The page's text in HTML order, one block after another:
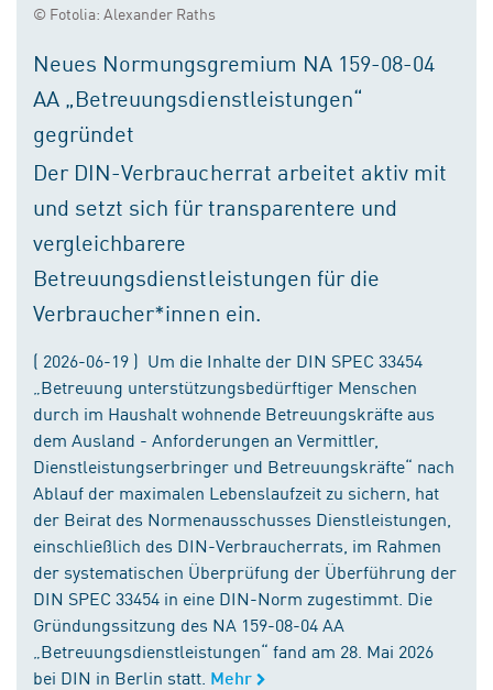
© Fotolia: Alexander Raths
Neues Normungsgremium NA 159-08-04
AA „Betreuungsdienstleistungen“
gegründet
Der DIN-Verbraucherrat arbeitet aktiv mit
und setzt sich für transparentere und
vergleichbarere
Betreuungsdienstleistungen für die
Verbraucher*innen ein.
( 2026-06-19 ) Um die Inhalte der DIN SPEC 33454
„Betreuung unterstützungsbedürftiger Menschen
durch im Haushalt wohnende Betreuungskräfte aus
dem Ausland - Anforderungen an Vermittler,
Dienstleistungserbringer und Betreuungskräfte“ nach
Ablauf der maximalen Lebenslaufzeit zu sichern, hat
der Beirat des Normenausschusses Dienstleistungen,
einschließlich des DIN-Verbraucherrats, im Rahmen
der systematischen Überprüfung der Überführung der
DIN SPEC 33454 in eine DIN-Norm zugestimmt. Die
Gründungssitzung des NA 159-08-04 AA
„Betreuungsdienstleistungen“ fand am 28. Mai 2026
bei DIN in Berlin statt. Mehr